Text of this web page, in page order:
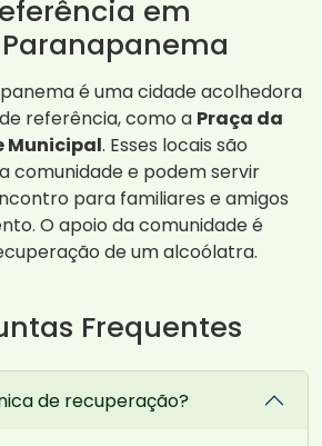
em
é uma cidade acolhedora
referência, como a Praça da
Municipal. Esses locais são
comunidade e podem servir
para familiares e amigos
O apoio da comunidade é
de um alcoólatra.
Frequentes
de recuperação?